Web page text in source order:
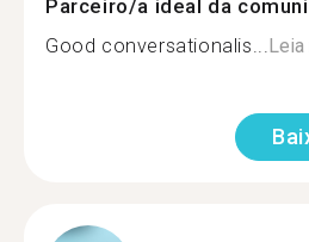
Parceiro/a ideal da
Good conversationalis...